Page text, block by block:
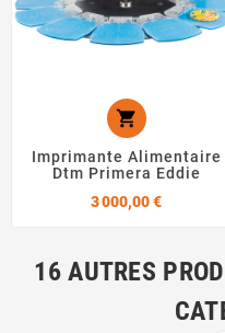

Imprimante Alimentaire
Dtm Primera Eddie
3 000,00 €Prix
16 AUTRES